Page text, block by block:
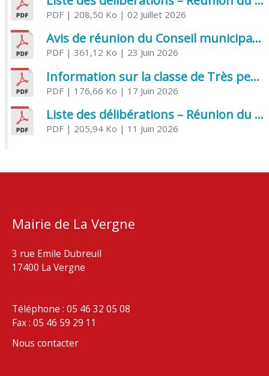
PDF| 208,50 Ko | 02 Juillet 2026
Avis de réunion du Conseil municipal du 1er juillet 2026
PDF| 361,12 Ko | 23 Juin 2026
Information sur la classe de Très petite section à Saint Jean d’Angély
PDF| 176,66 Ko | 17 Juin 2026
Liste des délibérations – Réunion du Conseil municipal du 05 juin 2026
PDF| 205,94 Ko | 11 Juin 2026
Mairie de La Vergne
3 rue Emile Dubreuil
17400 La Vergne
Téléphone : 05 46 32 05 08
Fax : 05 46 59 29 11
Nous contacter